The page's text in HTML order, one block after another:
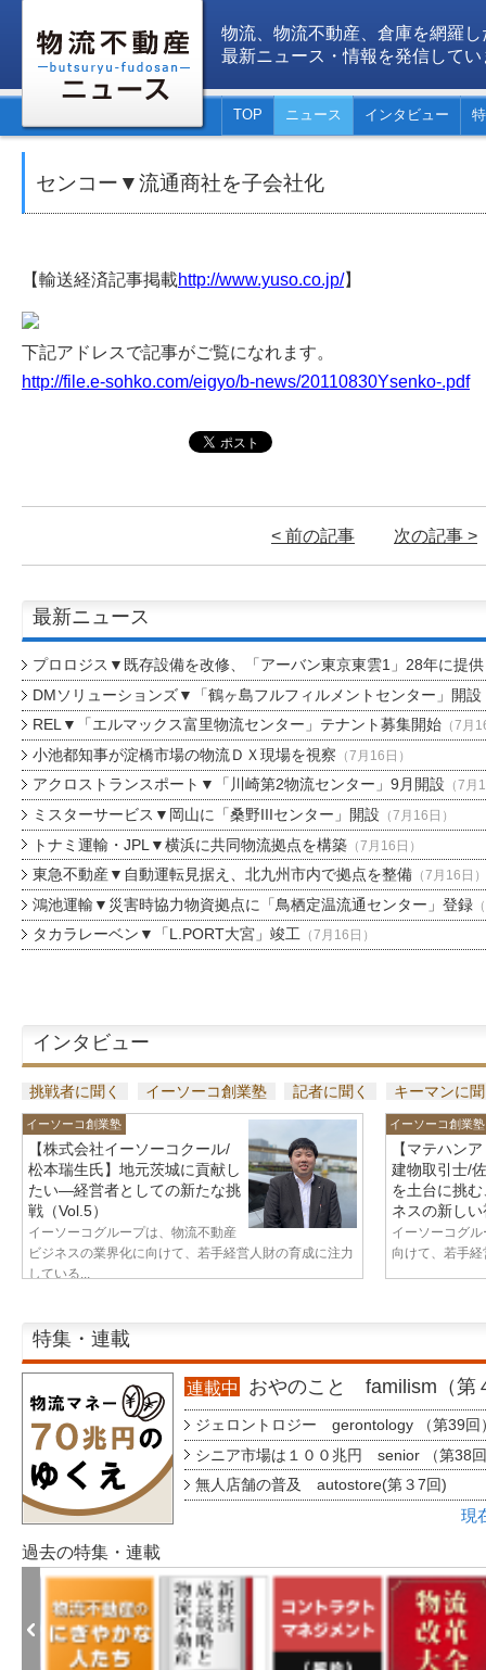
物流、物流不動産、倉庫を網羅し
最新ニュース・情報を発信してい
TOP ニュース インタビュー
センコー▼流通商社を子会社化
【輸送経済記事掲載http://www.yuso.co.jp/】
下記アドレスで記事がご覧になれます。
http://file.e-sohko.com/eigyo/b-news/20110830Ysenko-.pdf
< 前の記事 次の記事 >
最新ニュース
プロロジス▼既存設備を改修、「アーバン東京東雲1」28年に提供
DMソリューションズ▼「鶴ヶ島フルフィルメントセンター」開設
REL▼「エルマックス富里物流センター」テナント募集開始（7月
小池都知事が淀橋市場の物流ＤＸ現場を視察 （7月16日）
アクロストランスポート▼「川崎第2物流センター」9月開設 （7月
ミスターサービス▼岡山に「桑野IIIセンター」開設 （7月16日）
トナミ運輸・JPL▼横浜に共同物流拠点を構築（7月16日）
東急不動産▼自動運転見据え、北九州市内で拠点を整備（7月16日）
鴻池運輸▼災害時協力物資拠点に「鳥栖定温流通センター」登録
タカラレーベン▼「L.PORT大宮」竣工（7月16日）
インタビュー
挑戦者に聞く イーソーコ創業塾 記者に聞く キーマンに
イーソーコ創業塾
【株式会社イーソーコクール/
松本瑞生氏】地元茨城に貢献し
たい—経営者としての新たな挑
戦（Vol.5）
イーソーコグループは、物流不動産
ビジネスの業界化に向けて、若手経営人財の育成に注力
している...
イーソーコ創業塾
【マテハン
建物取引士/
を土台に挑
ネスの新し
イーソーコグ
向けて、若手
特集・連載
連載中 おやのこと familism（第
ジェロントロジー gerontology （第39回
シニア市場は１００兆円 senior （第38
無人店舗の普及 autostore(第３7回)
現
過去の特集・連載